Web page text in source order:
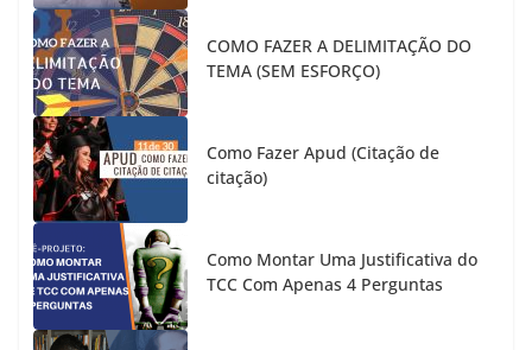
COMO FAZER A DELIMITAÇÃO DO
TEMA (SEM ESFORÇO)
Como Fazer Apud (Citação de
citação)
Como Montar Uma Justificativa do
TCC Com Apenas 4 Perguntas